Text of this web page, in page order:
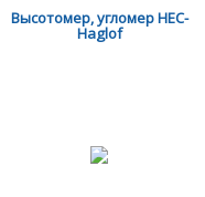
Высотомер, угломер HEC-
Haglof